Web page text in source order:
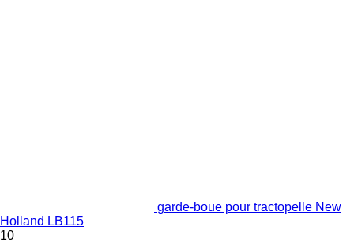
garde-boue pour tractopelle New
Holland LB115
10